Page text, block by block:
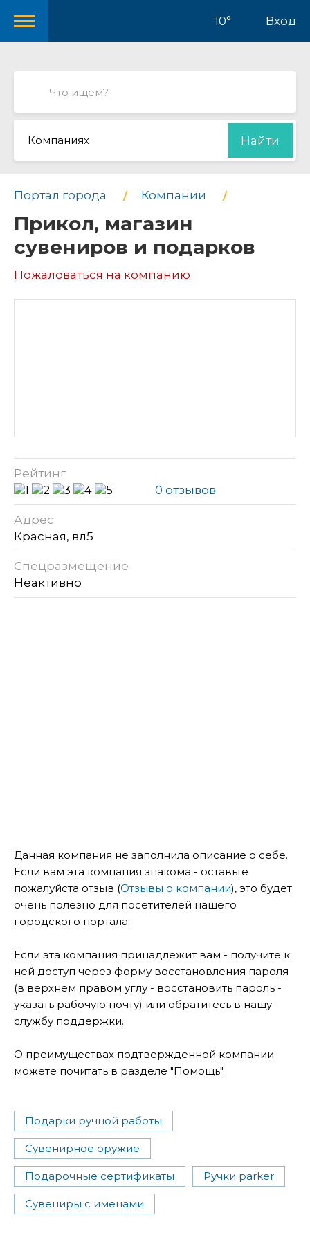
10° Вход
Компаниях Найти
Портал города Компании
Прикол, магазин
сувениров и подарков
Пожаловаться на компанию
Рейтинг
0 отзывов
Адрес
Красная, вл5
Спецразмещение
Неактивно
Данная компания не заполнила описание о себе.
Если вам эта компания знакома - оставьте
пожалуйста отзыв (Отзывы о компании), это будет
очень полезно для посетителей нашего
городского портала.
Если эта компания принадлежит вам - получите к
ней доступ через форму восстановления пароля
(в верхнем правом углу - восстановить пароль -
указать рабочую почту) или обратитесь в нашу
службу поддержки.
О преимуществах подтвержденной компании
можете почитать в разделе "Помощь".
Подарки ручной работы
Сувенирное оружие
Подарочные сертификаты Ручки parker
Сувениры с именами